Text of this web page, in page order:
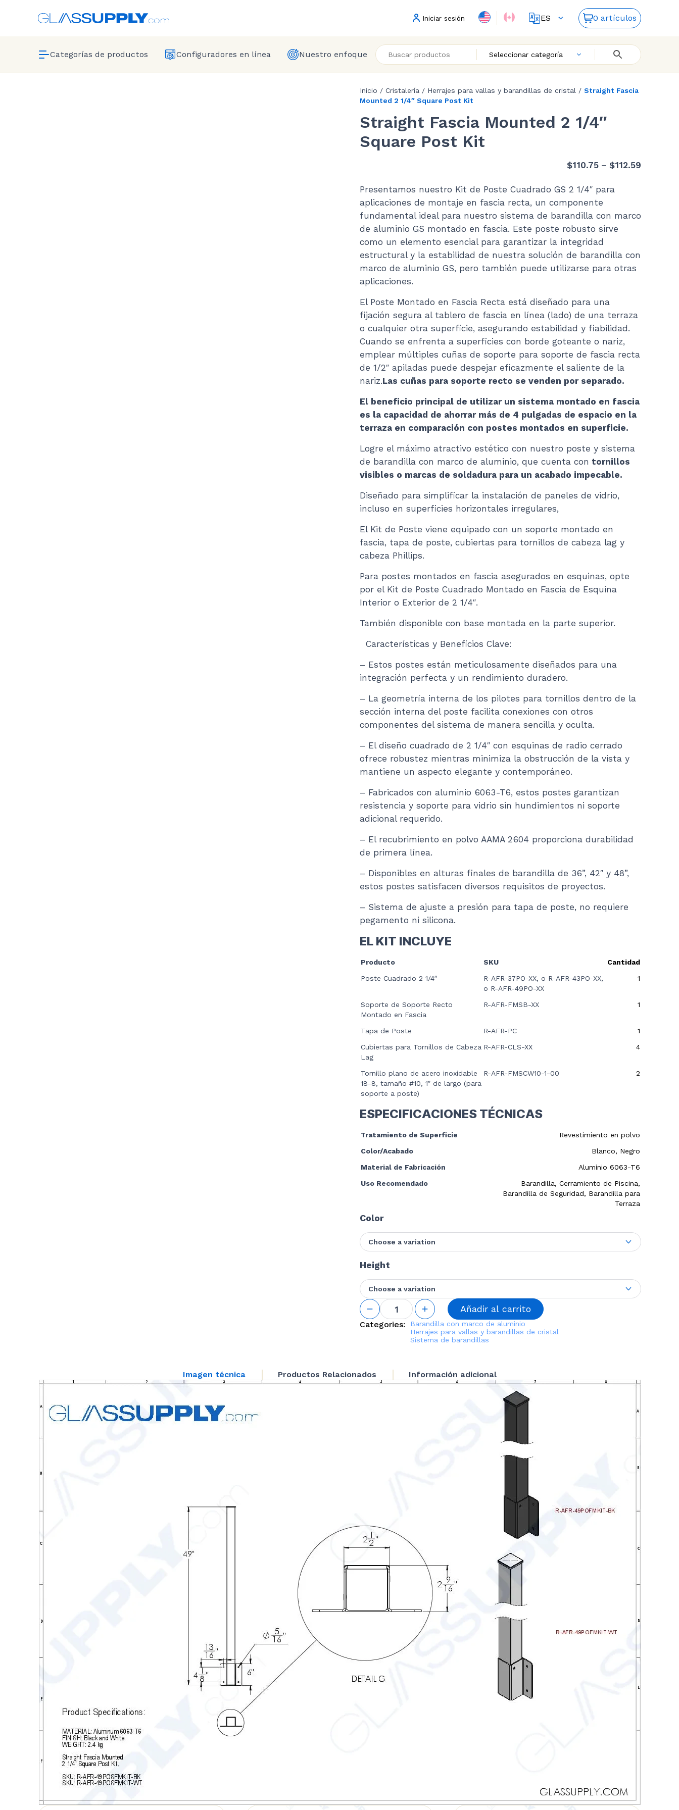
Iniciar sesión
ES
EN
0 artículos
Categorías de productos Configuradores en línea Nuestro enfoque Seleccionar categoría
Inicio / Cristalería / Herrajes para vallas y barandillas de cristal / Straight Fascia
Mounted 2 1/4″ Square Post Kit
Straight Fascia Mounted 2 1/4″
Square Post Kit
$110.75 – $112.59
Presentamos nuestro Kit de Poste Cuadrado GS 2 1/4″ para
aplicaciones de montaje en fascia recta, un componente
fundamental ideal para nuestro sistema de barandilla con marco
de aluminio GS montado en fascia. Este poste robusto sirve
como un elemento esencial para garantizar la integridad
estructural y la estabilidad de nuestra solución de barandilla con
marco de aluminio GS, pero también puede utilizarse para otras
aplicaciones.
El Poste Montado en Fascia Recta está diseñado para una
fijación segura al tablero de fascia en línea (lado) de una terraza
o cualquier otra superficie, asegurando estabilidad y fiabilidad.
Cuando se enfrenta a superficies con borde goteante o nariz,
emplear múltiples cuñas de soporte para soporte de fascia recta
de 1/2″ apiladas puede despejar eficazmente el saliente de la
nariz.Las cuñas para soporte recto se venden por separado.
El beneficio principal de utilizar un sistema montado en fascia
es la capacidad de ahorrar más de 4 pulgadas de espacio en la
terraza en comparación con postes montados en superficie.
Logre el máximo atractivo estético con nuestro poste y sistema
de barandilla con marco de aluminio, que cuenta con tornillos
visibles o marcas de soldadura para un acabado impecable.
Diseñado para simplificar la instalación de paneles de vidrio,
incluso en superficies horizontales irregulares,
El Kit de Poste viene equipado con un soporte montado en
fascia, tapa de poste, cubiertas para tornillos de cabeza lag y
cabeza Phillips.
Para postes montados en fascia asegurados en esquinas, opte
por el Kit de Poste Cuadrado Montado en Fascia de Esquina
Interior o Exterior de 2 1/4″.
También disponible con base montada en la parte superior.
Características y Beneficios Clave:
– Estos postes están meticulosamente diseñados para una
integración perfecta y un rendimiento duradero.
– La geometría interna de los pilotes para tornillos dentro de la
sección interna del poste facilita conexiones con otros
componentes del sistema de manera sencilla y oculta.
– El diseño cuadrado de 2 1/4″ con esquinas de radio cerrado
ofrece robustez mientras minimiza la obstrucción de la vista y
mantiene un aspecto elegante y contemporáneo.
– Fabricados con aluminio 6063-T6, estos postes garantizan
resistencia y soporte para vidrio sin hundimientos ni soporte
adicional requerido.
– El recubrimiento en polvo AAMA 2604 proporciona durabilidad
de primera línea.
– Disponibles en alturas finales de barandilla de 36”, 42″ y 48”,
estos postes satisfacen diversos requisitos de proyectos.
– Sistema de ajuste a presión para tapa de poste, no requiere
pegamento ni silicona.
EL KIT INCLUYE
Producto SKU
Cantidad
Poste Cuadrado 2 1/4″
R-AFR-37PO-XX, o R-AFR-43PO-XX,
o R-AFR-49PO-XX
1
Soporte de Soporte Recto
Montado en Fascia
R-AFR-FMSB-XX 1
Tapa de Poste R-AFR-PC
1
Cubiertas para Tornillos de Cabeza
Lag
R-AFR-CLS-XX 4
Tornillo plano de acero inoxidable
18-8, tamaño #10, 1″ de largo (para
soporte a poste)
R-AFR-FMSCW10-1-00 2
ESPECIFICACIONES TÉCNICAS
Tratamiento de Superficie
Revestimiento en polvo
Color/Acabado
Blanco, Negro
Material de Fabricación
Aluminio 6063-T6
Uso Recomendado
Barandilla, Cerramiento de Piscina,
Barandilla de Seguridad, Barandilla para
Terraza
Color
Choose a variation
Height
Choose a variation
Straight
Fascia
Mounted
2 1/4"
Añadir al carrito
Categories:
Barandilla con marco de aluminio
Herrajes para vallas y barandillas de cristal
Sistema de barandillas
Imagen técnica Productos Relacionados Información adicional